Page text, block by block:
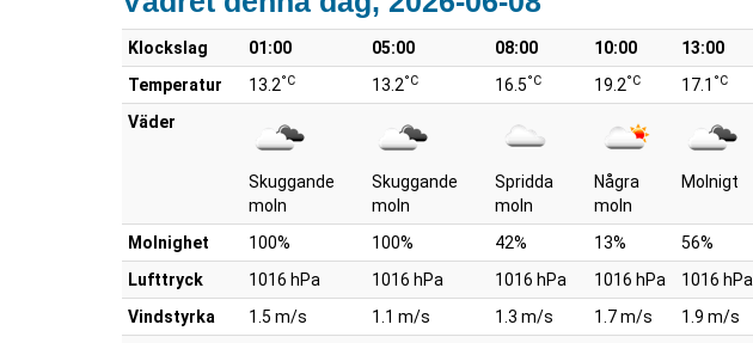
Klockslag 01:00 05:00 08:00 10:00 13:00
Temperatur
13.2°C 13.2°C 16.5°C 19.2°C 17.1 °C
Väder
Skuggande
moln
Skuggande
moln
Spridda
moln
Några
moln
Molnigt
Molnighet
100% 100% 42% 13% 56%
Lufttryck
1016 hPa 1016 hPa 1016 hPa 1016 hPa 1016 hPa
Vindstyrka
1.5 m/s 1.1 m/s 1.3 m/s 1.7 m/s 1.9 m/s